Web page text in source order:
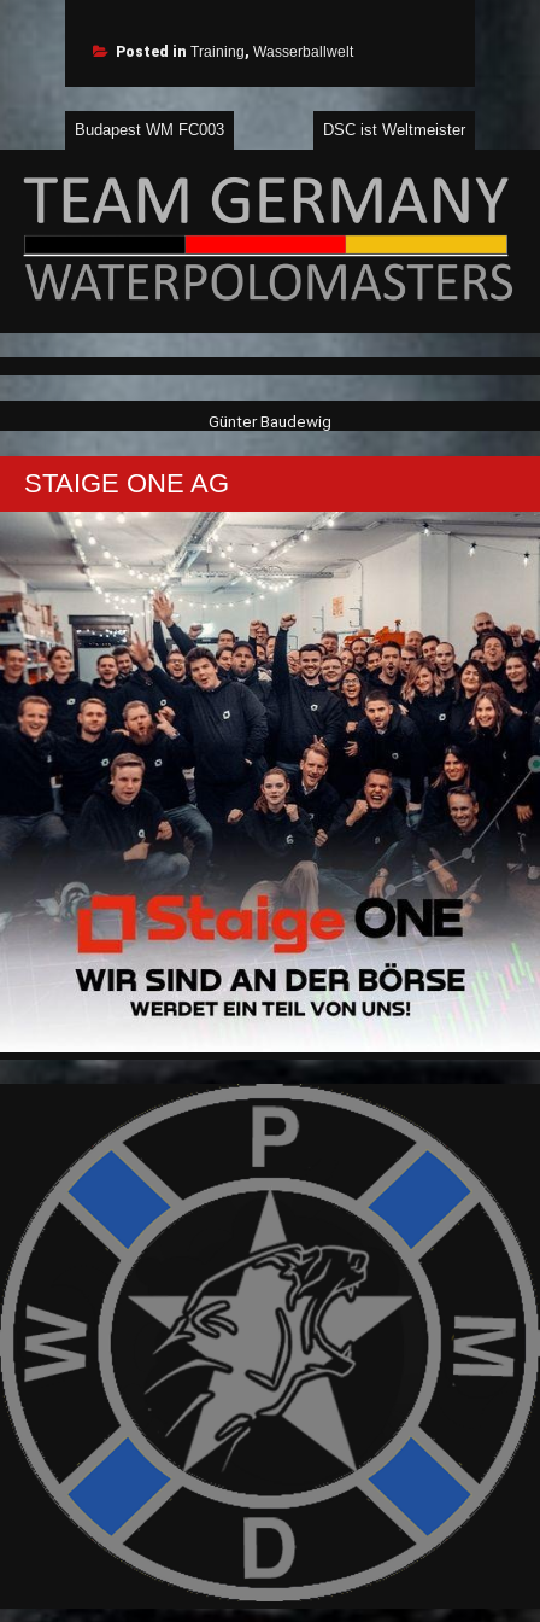
Posted in Training, Wasserballwelt
Beitragsnavigation
Budapest WM FC003 DSC ist Weltmeister
Günter Baudewig
STAIGE ONE AG